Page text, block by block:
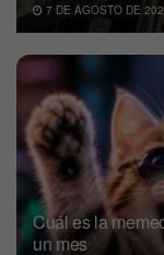
7 DE AGOSTO DE
Cuál es la
un mes